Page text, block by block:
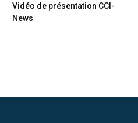
Vidéo de présentation CCI-
News